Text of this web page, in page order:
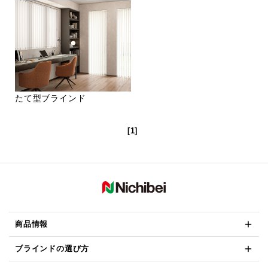
たて型ブラインド
[1]
商品情報
ブラインドの選び方